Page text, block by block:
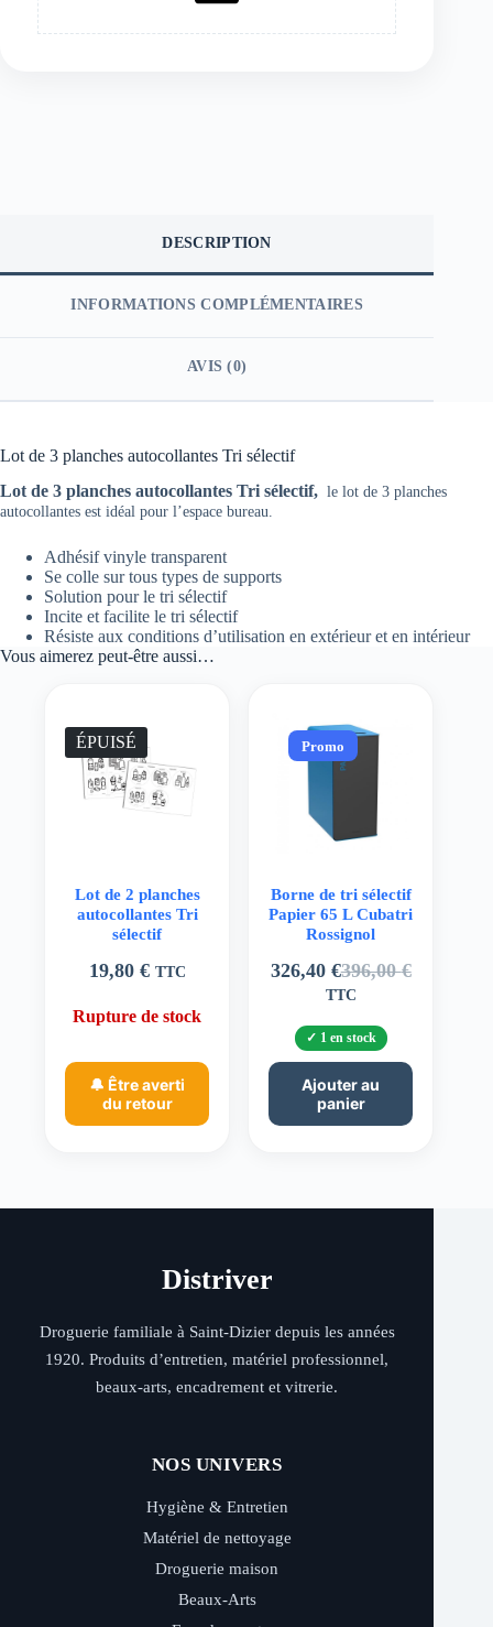
DESCRIPTION
INFORMATIONS COMPLÉMENTAIRES
AVIS (0)
Lot de 3 planches autocollantes Tri sélectif
Lot de 3 planches autocollantes Tri sélectif, le lot de 3 planches
autocollantes est idéal pour l’espace bureau.
Adhésif vinyle transparent
Se colle sur tous types de supports
Solution pour le tri sélectif
Incite et facilite le tri sélectif
Résiste aux conditions d’utilisation en extérieur et en intérieur
Vous aimerez peut-être aussi…
ÉPUISÉ
Lot de 2 planches
autocollantes Tri
sélectif
19,80 € TTC
Rupture de stock
🔔 Être averti
du retour
Promo
Borne de tri sélectif
Papier 65 L Cubatri
Rossignol
396,00€
Le
prix
initial
était :
396,00 €.
326,40 €Le
prix
actuel
est :
326,40 €.
TTC
1 en stock
Ajouter au
panier
Distriver
Droguerie familiale à Saint-Dizier depuis les années
1920. Produits d’entretien, matériel professionnel,
beaux-arts, encadrement et vitrerie.
NOS UNIVERS
Hygiène & Entretien
Matériel de nettoyage
Droguerie maison
Beaux-Arts